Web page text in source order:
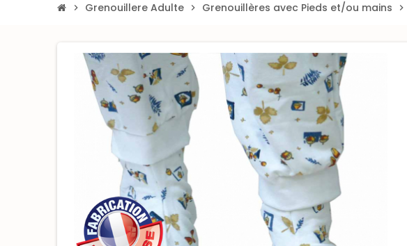
chevron_right Grenouillere Adulte chevron_right Grenouillères avec Pieds et/ou mains chevron_right